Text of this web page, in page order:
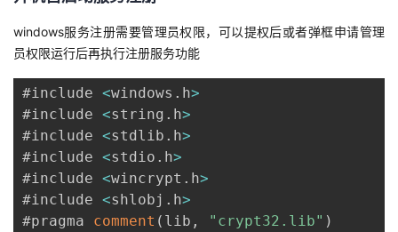
windows服务注册需要管理员权限，可以提权后或者弹框申请管理
员权限运行后再执行注册服务功能
#include <windows . h>
#include <string . h>
#include <stdlib . h>
#include <stdio . h>
#include <wincrypt . h>
#include <shlobj . h>
#pragma comment ( lib , "crypt32.lib" )